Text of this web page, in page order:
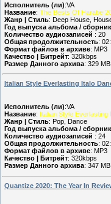
Исполнитель (ли):VA
Название: The Bests Of Harabe
Жанр | Стиль: Deep House,
Год выпуска альбома /
Количество аудиозаписей : 20
Общая продолжительность:
Формат файлов в архиве: MP3
Качество | Битрейт: 320kbps
Размер Данного архива: 329 MB
Italian Style Everlasting Italo
Исполнитель (ли):VA
Название: Italian Style
Жанр | Стиль: Pop, Dance
Год выпуска альбома /
Количество аудиозаписей : 24
Общая продолжительность:
Формат файлов в архиве: MP3
Качество | Битрейт: 320kbps
Размер Данного архива: 347 MB
Quantize 2020: The Year In